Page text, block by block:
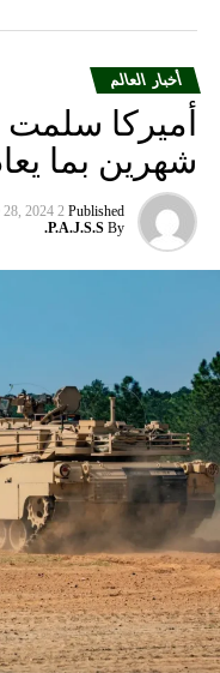
أخبار العالم
أميركا
شهرين بما
Published
2 years ago
28, 2024
By
P.A.J.S.S.